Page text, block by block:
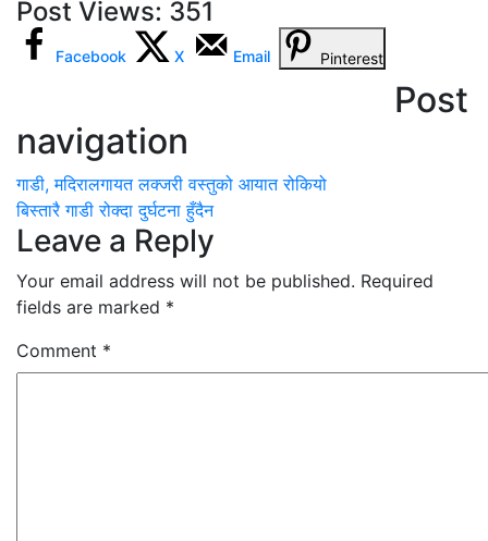
Post Views: 351
Facebook X Email Pinterest
Post
navigation
गाडी, मदिरालगायत लक्जरी वस्तुको आयात रोकियो
बिस्तारै गाडी रोक्दा दुर्घटना हुँदैन
Leave a Reply
Your email address will not be published. Required
fields are marked *
Comment *